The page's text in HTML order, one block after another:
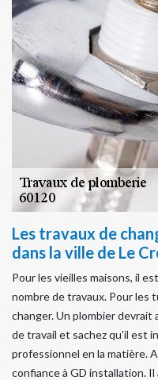
Les travaux de
dans la ville de Le
Pour les vieilles maisons, il
nombre de travaux. Pour les
changer. Un plombier
de travail et sachez qu'il est
professionnel en la matière.
confiance à GD installation.